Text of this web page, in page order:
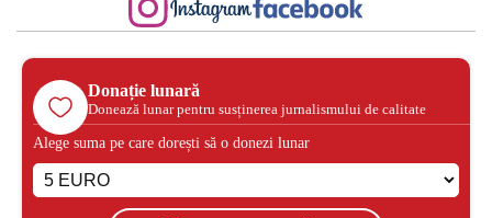
Donație lunară
Donează lunar pentru susținerea jurnalismului de calitate
Alege suma pe care dorești să o donezi lunar